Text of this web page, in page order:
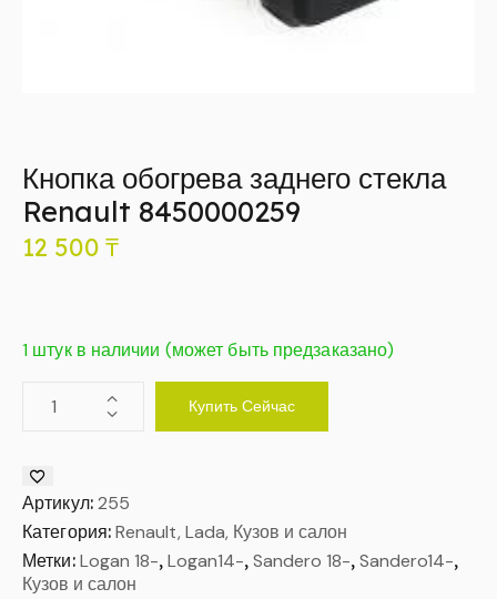
Кнопка обогрева заднего стекла
Renault 8450000259
12 500 ₸
1 штук в наличии (может быть предзаказано)
Купить Сейчас
Артикул: 255
Категория:Renault, Lada, Кузов и салон
Метки: Logan 18-, Logan14-,Sandero 18-,Sandero14-,
Кузов и салон